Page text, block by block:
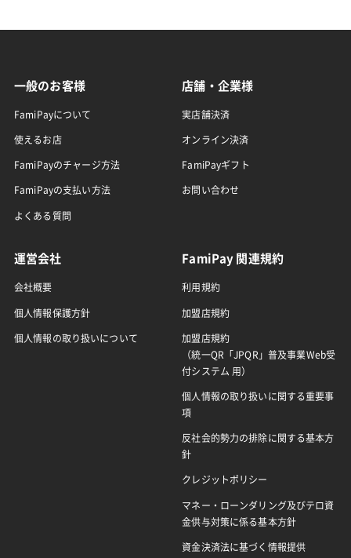
一般のお客様
FamiPayについて
使えるお店
FamiPayのチャージ方法
FamiPayの支払い方法
よくある質問
店舗・企業様
実店舗決済
オンライン決済
FamiPayギフト
お問い合わせ
運営会社
会社概要
個人情報保護方針
個人情報の取り扱いについて
FamiPay 関連規約
利用規約
加盟店規約
加盟店規約
（統一QR「JPQR」普及事業Web受
付システム 用）
個人情報の取り扱いに関する重要事
項
反社会的勢力の排除に関する基本方
針
クレジットポリシー
マネー・ローンダリング及びテロ資
金供与対策に係る基本方針
資金決済法に基づく情報提供